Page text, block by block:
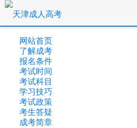
网站首页
了解成考
报名条件
考试时间
考试科目
学习技巧
考试政策
考生答疑
成考简章